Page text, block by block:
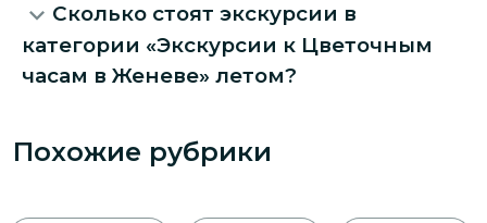
Сколько стоят экскурсии в
категории «Экскурсии к Цветочным
часам в Женеве» летом?
Похожие рубрики